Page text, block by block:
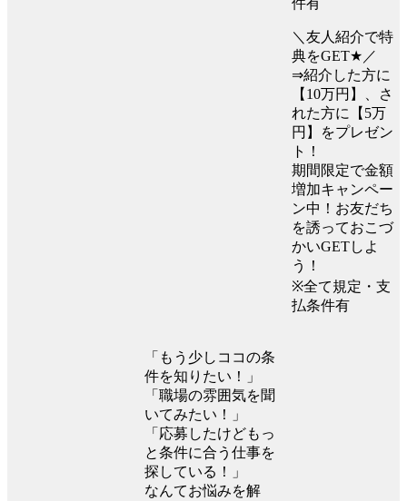
件有
＼友人紹介で特
典をGET★／
⇒紹介した方に
【10万円】、さ
れた方に【5万
円】をプレゼン
ト！
期間限定で金額
増加キャンペー
ン中！お友だち
を誘っておこづ
かいGETしよ
う！
※全て規定・支
払条件有
「もう少しココの条
件を知りたい！」
「職場の雰囲気を聞
いてみたい！」
「応募したけどもっ
と条件に合う仕事を
探している！」
なんてお悩みを解